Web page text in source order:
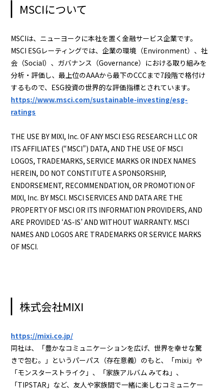
MSCIについて
MSCIは、ニューヨークに本社を置く金融サービス企業です。
MSCI ESGレーティングでは、企業の環境（Environment）、社
会（Social）、ガバナンス（Governance）における取り組みを
分析・評価し、最上位のAAAから最下のCCCまで7段階で格付け
するもので、ESG投資の世界的な評価指標とされています。
https://www.msci.com/sustainable-investing/esg-
ratings
THE USE BY MIXI, Inc. OF ANY MSCI ESG RESEARCH LLC OR
ITS AFFILIATES (“MSCI”) DATA, AND THE USE OF MSCI
LOGOS, TRADEMARKS, SERVICE MARKS OR INDEX NAMES
HEREIN, DO NOT CONSTITUTE A SPONSORSHIP,
ENDORSEMENT, RECOMMENDATION, OR PROMOTION OF
MIXI, Inc. BY MSCI. MSCI SERVICES AND DATA ARE THE
PROPERTY OF MSCI OR ITS INFORMATION PROVIDERS, AND
ARE PROVIDED ‘AS-IS’ AND WITHOUT WARRANTY. MSCI
NAMES AND LOGOS ARE TRADEMARKS OR SERVICE MARKS
OF MSCI.
株式会社MIXI
https://mixi.co.jp/
同社は、「豊かなコミュニケーションを広げ、世界を幸せな驚
きで包む。」というパーパス（存在意義）のもと、「mixi」や
「モンスターストライク」、「家族アルバム みてね」、
「TIPSTAR」など、友人や家族間で一緒に楽しむコミュニケー